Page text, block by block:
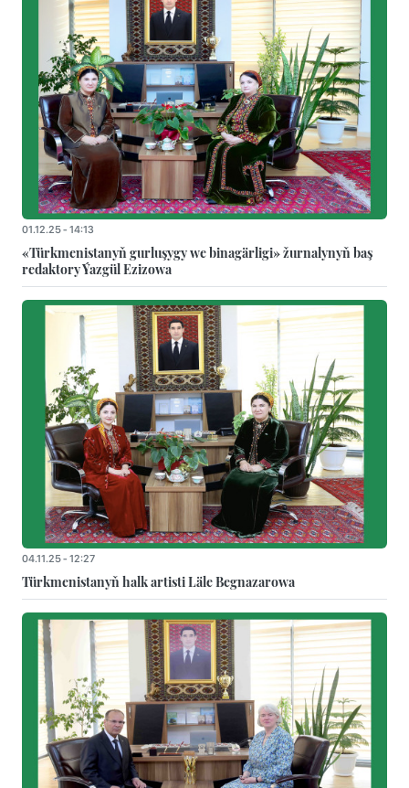
01.12.25 - 14:13
«Türkmenistanyň gurluşygy we binagärligi» žurnalynyň baş
redaktory Ýazgül Ezizowa
04.11.25 - 12:27
Türkmenistanyň halk artisti Läle Begnazarowa